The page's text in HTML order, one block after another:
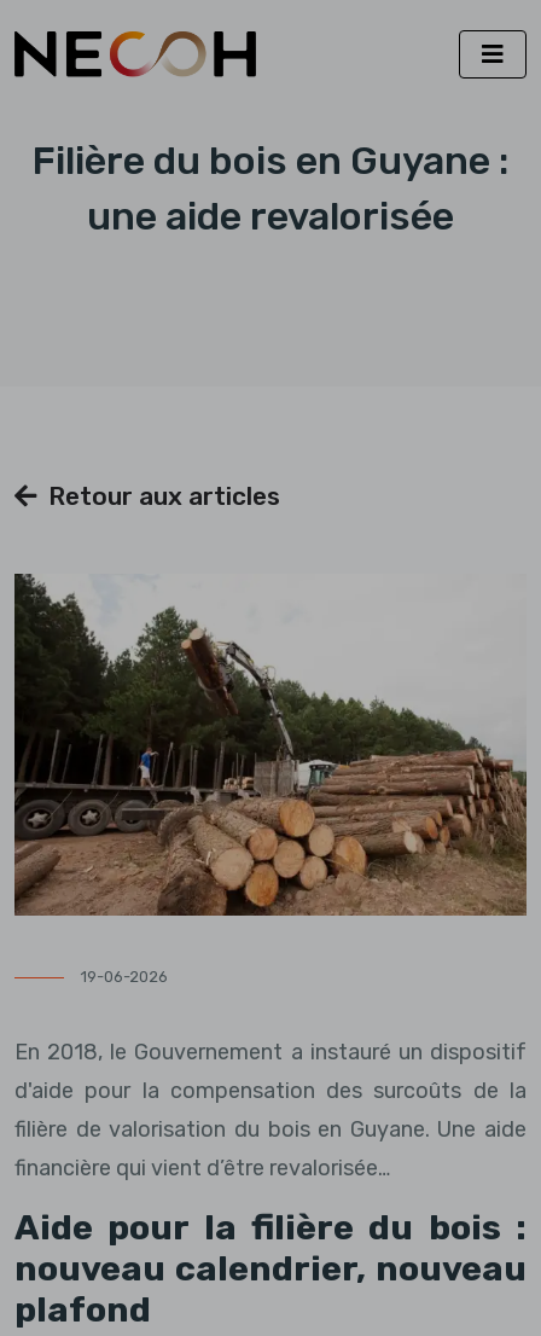
Filière du bois en Guyane :
une aide revalorisée
Retour aux articles
19-06-2026
En 2018, le Gouvernement a instauré un dispositif
d'aide pour la compensation des surcoûts de la
filière de valorisation du bois en Guyane. Une aide
financière qui vient d’être revalorisée…
Aide pour la filière du bois :
nouveau calendrier, nouveau
plafond